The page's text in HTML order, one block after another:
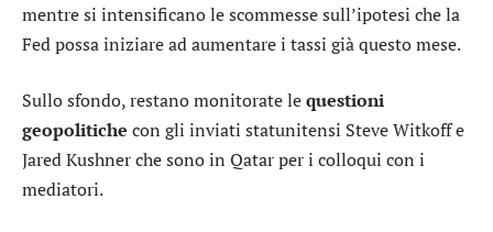
mentre si intensificano le scommesse sull’ipotesi che la
Fed possa iniziare ad aumentare i tassi già questo mese.
Sullo sfondo, restano monitorate lequestioni
geopolitiche con gli inviati statunitensi Steve Witkoff e
Jared Kushner che sono in Qatar per i colloqui con i
mediatori.